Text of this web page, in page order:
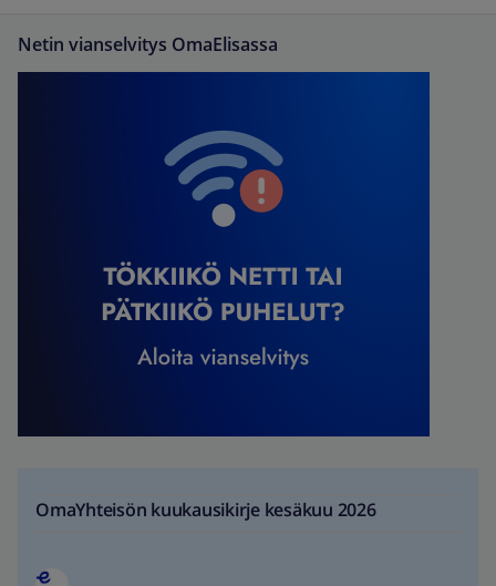
Netin vianselvitys OmaElisassa
OmaYhteisön kuukausikirje kesäkuu 2026